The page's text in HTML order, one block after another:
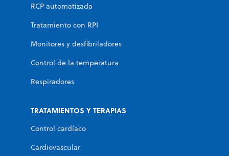
RCP automatizada
Tratamiento con RPI
Monitores y desfibriladores
Control de la temperatura
Respiradores
TRATAMIENTOS Y TERAPIAS
Control cardíaco
Cardiovascular